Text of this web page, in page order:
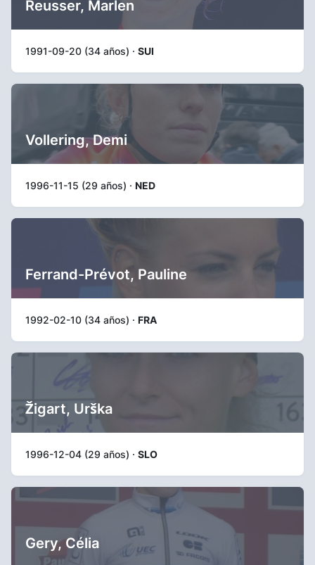
Reusser, Marlen
1991-09-20 (34 años) · SUI
Vollering, Demi
1996-11-15 (29 años) · NED
Ferrand-Prévot, Pauline
1992-02-10 (34 años) · FRA
Žigart, Urška
1996-12-04 (29 años) · SLO
Gery, Célia